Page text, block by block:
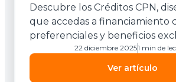
Descubre los Créditos CPN,
que accedas a financiamiento
preferenciales y beneficios
Ver artículo
22 diciembre 20251 min de